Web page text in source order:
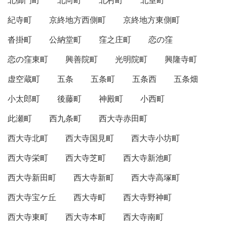
紀寺町
京終地方西側町
京終地方東側町
沓掛町
公納堂町 窪之庄町
恋の窪
恋の窪東町
興善院町 光明院町
興隆寺町
虚空蔵町
五条 五条町 五条西
五条畑
小太郎町
後藤町 神殿町
小西町
此瀬町
西九条町
西大寺赤田町
西大寺北町
西大寺国見町
西大寺小坊町
西大寺栄町
西大寺芝町
西大寺新池町
西大寺新田町
西大寺新町
西大寺高塚町
西大寺宝ケ丘
西大寺町
西大寺野神町
西大寺東町
西大寺本町
西大寺南町